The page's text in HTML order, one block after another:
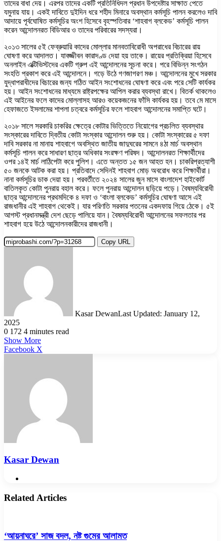
তাদের বাধা দেয়। এরপর তাদের একটি প্রতিনিধিদল প্রধান উপদেষ্টার সাক্ষাত পেতে
যমুনায় যায়। একই দাবিতে দুইদিন ধরে শহীদ মিনারে অবস্থান কর্মসূচি পালন করলেও দাবি
আদায়ে পূর্বঘোষিত কর্মসূচির অংশ হিসেবে বৃহস্পতিবার ‘শাহবাগ ব্লকেড’ কর্মসূচি পালন
করেন আন্দোলনরত বিডিআর ও তাদের পরিবারের সদস্যরা।
২০১৩ সালের ৫ই ফেব্রুয়ারি কাদের মোল্লার মানবতাবিরোধী অপরাধের বিচারের রায়
ঘোষণা করে আদালত। যাবজ্জীবন কারাদণ্ড দেয়া হয় তাকে। রায়ের প্রতিক্রিয়া হিসেবে
অনলাইন এক্টিভিস্টদের একটি গ্রুপ এই আন্দোলনের সূচনা করে। পরে বিভিন্ন সংগঠন
সংহতি প্রকাশ করে এই আন্দোলনে। গড়ে উঠে গণজাগরণ মঞ্চ। আন্দোলনের মুখে সরকার
যুদ্ধাপরাধীদের বিচারের জন্য গঠিত আইন সংশোধনের ঘোষণা করে এবং পরে সেটি কার্যকর
হয়। আইন সংশোধনের মাধ্যমে রাষ্ট্রপক্ষের আপিল করার ব্যবস্থা রাখে। বিতর্ক থাকলেও
এই আইনের ফলে কাদের মোল্লাসহ আরও কয়েকজনের ফাঁসি কার্যকর হয়। তবে মে মাসে
হেফাজতে ইসলামের শাপলা চত্বরে কর্মসূচির ফলে শাহবাগ আন্দোলনের সমাপ্তি ঘটে।
২০১৮ সালে সরকারি চাকরির ক্ষেত্রে কোটার ভিত্তিতে নিয়োগের প্রচলিত ব্যবস্থার
সংস্কারের দাবিতে দ্বিতীয় কোটা সংস্কার আন্দোলন শুরু হয়। কোটা সংস্কারের ৫ দফা
দাবি সরকার না মানায় শাহবাগে অবস্থিত জাতীয় জাদুঘরের সামনে ৪ঠা মার্চ অবস্থান
কর্মসূচি পালন করে সাধারণ ছাত্র অধিকার সংরক্ষণ পরিষদ। আন্দোলনরত শিক্ষার্থীদের
ওপর ১৪ই মার্চ লাঠিপেটা করে পুলিশ। এতে অন্তত ১৫ জন আহত হন। চাকরিপ্রত্যাশী
৫০ জনকে আটক করা হয়। প্রতিবাদে সেদিনই শাহবাগ মোড় অবরোধ করে শিক্ষার্থীরা।
নানা কর্মসূচির ডাক দেয়া হয়। পরবর্তীতে ২০২৪ সালের জুন মাসে বাংলাদেশ হাইকোর্ট
বাতিলকৃত কোটা পুনরায় বহাল করে। ফলে পুনরায় আন্দোলন ছড়িয়ে পড়ে। বৈষম্যবিরোধী
ছাত্র আন্দোলনের প্রথমদিকে ৪ দফা ও ‘বাংলা ব্লকেড’ কর্মসূচির ঘোষণা আসে এই
রাজধানীর এই শাহবাগ থেকেই। যার পরিণতি সরকার পতনের একদফায় গিয়ে ঠেকে। ৫ই
আগস্ট প্রধানমন্ত্রী দেশ ছেড়ে পালিয়ে যান। বৈষম্যবিরোধী আন্দোলনের সফলতার পর
শাহবাগ হয়ে উঠে আন্দোলনকারীদের রাজধানী।
Copy URL
Kasar DewanLast Updated: January 12,
2025
0 172 4 minutes read
Show More
Facebook X
Kasar Dewan
Related Articles
‘আয়নাঘরে’ সাজ বদল, নষ্ট গুমের আলামত